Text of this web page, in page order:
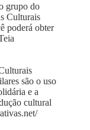
grupo do
Culturais
poderá obter
são o uso
e a
cultural